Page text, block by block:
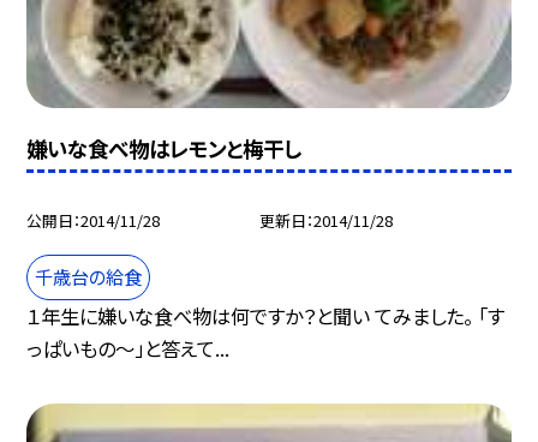
嫌いな食べ物はレモンと梅干し
公開日 2014/11/28 更新日 2014/11/28
千歳台の給食
１年生に嫌いな食べ物は何ですか？と聞い てみました。 「す
っぱいもの〜」と答えて...